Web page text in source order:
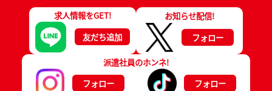
求人情報をGET!
友だち追加
お知らせ配信!
フォロー
派遣社員のホンネ!
フォロー
フォロー